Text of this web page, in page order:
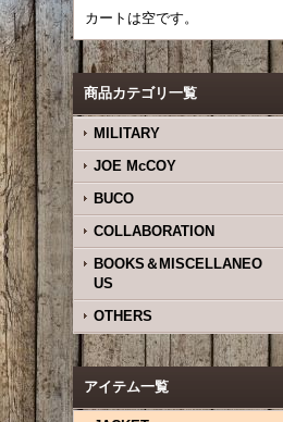
カートは空です。
商品カテゴリ一覧
MILITARY
JOE McCOY
BUCO
COLLABORATION
BOOKS＆MISCELLANEO
US
OTHERS
アイテム一覧